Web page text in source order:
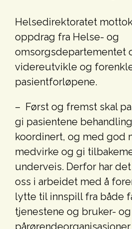
Helsedirektoratet
oppdrag fra Helse- og
omsorgsdepartementet
videreutvikle og
pasientforløpene.
– Først og fremst skal
gi pasientene
koordinert, og med god
medvirke og gi
underveis. Derfor har
oss i arbeidet med å
lytte til innspill fra både
tjenestene og bruker- og